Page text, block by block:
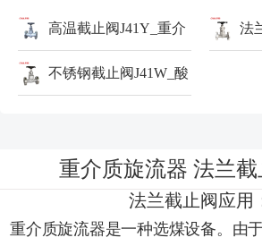
高温截止阀J41Y_重介
质漩流器_截止阀
法
不锈钢截止阀J41W_酸
重介质旋流器 法兰截
法兰截止阀应用
重介质旋流器是一种选煤设备。由